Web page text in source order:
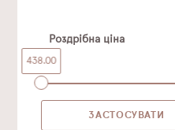
Роздрібна ціна
438.00